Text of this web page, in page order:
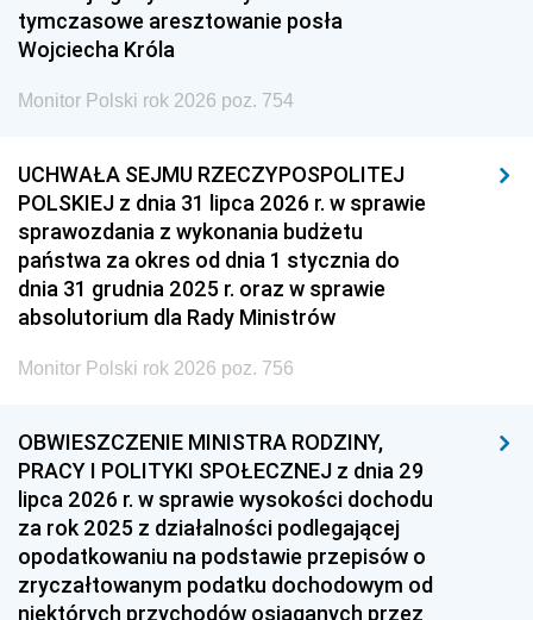
tymczasowe aresztowanie posła
Wojciecha Króla
Monitor Polski rok 2026 poz. 754
UCHWAŁA SEJMU RZECZYPOSPOLITEJ
POLSKIEJ z dnia 31 lipca 2026 r. w sprawie
sprawozdania z wykonania budżetu
państwa za okres od dnia 1 stycznia do
dnia 31 grudnia 2025 r. oraz w sprawie
absolutorium dla Rady Ministrów
Monitor Polski rok 2026 poz. 756
OBWIESZCZENIE MINISTRA RODZINY,
PRACY I POLITYKI SPOŁECZNEJ z dnia 29
lipca 2026 r. w sprawie wysokości dochodu
za rok 2025 z działalności podlegającej
opodatkowaniu na podstawie przepisów o
zryczałtowanym podatku dochodowym od
niektórych przychodów osiąganych przez